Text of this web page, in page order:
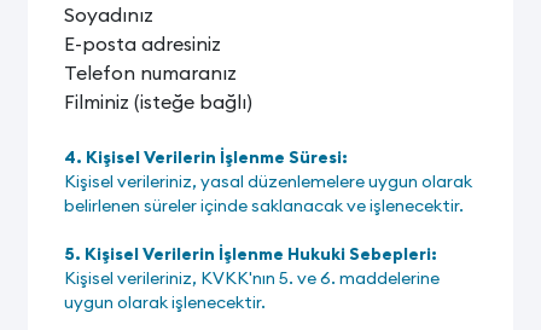
Soyadınız
E-posta adresiniz
Telefon numaranız
Filminiz (isteğe bağlı)
4. Kişisel Verilerin İşlenme Süresi:
Kişisel verileriniz, yasal düzenlemelere uygun olarak
belirlenen süreler içinde saklanacak ve işlenecektir.
5. Kişisel Verilerin İşlenme Hukuki Sebepleri:
Kişisel verileriniz, KVKK'nın 5. ve 6. maddelerine
uygun olarak işlenecektir.